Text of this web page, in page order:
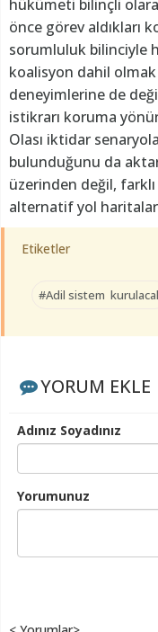
hükümeti bilinçli
önce görev aldıkları
sorumluluk bilinciyle
koalisyon dahil
deneyimlerine de
istikrarı koruma
Olası iktidar
bulunduğunu da
üzerinden değil,
alternatif yol
Etiketler
#Adil sistem
YORUM EKLE
Adınız Soyadınız
Yorumunuz